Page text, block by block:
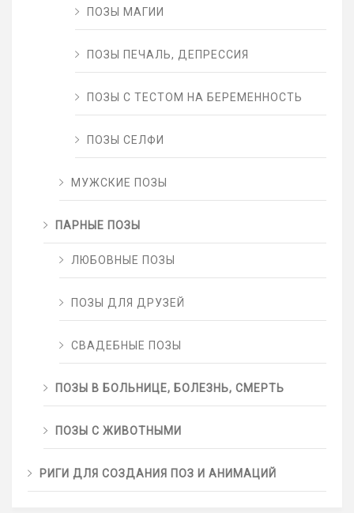
ПОЗЫ МАГИИ
ПОЗЫ ПЕЧАЛЬ, ДЕПРЕССИЯ
ПОЗЫ С ТЕСТОМ НА БЕРЕМЕННОСТЬ
ПОЗЫ СЕЛФИ
МУЖСКИЕ ПОЗЫ
ПАРНЫЕ ПОЗЫ
ЛЮБОВНЫЕ ПОЗЫ
ПОЗЫ ДЛЯ ДРУЗЕЙ
СВАДЕБНЫЕ ПОЗЫ
ПОЗЫ В БОЛЬНИЦЕ, БОЛЕЗНЬ, СМЕРТЬ
ПОЗЫ С ЖИВОТНЫМИ
РИГИ ДЛЯ СОЗДАНИЯ ПОЗ И АНИМАЦИЙ